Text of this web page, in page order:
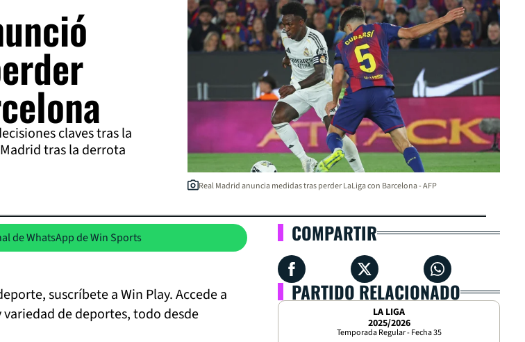
claves tras la
tras la derrota
Real Madrid anuncia medidas tras perder LaLiga con Barcelona - AFP
de WhatsApp de Win Sports
suscríbete a Win Play. Accede a
de deportes, todo desde
COMPARTIR
PARTIDO RELACIONADO
LA LIGA
2025/2026
Temporada Regular - Fecha 35